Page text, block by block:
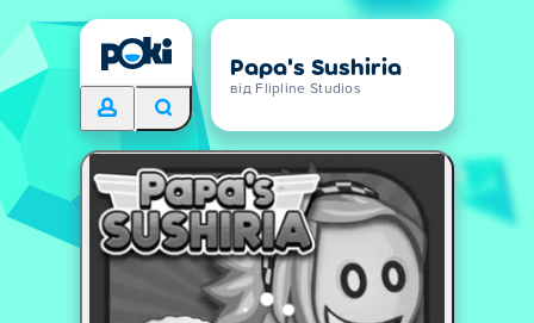
Papa's Sushiria
від Flipline Studios